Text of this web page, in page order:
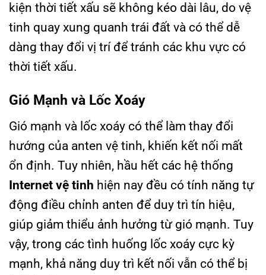
kiện thời tiết xấu sẽ không kéo dài lâu, do vệ
tinh quay xung quanh trái đất và có thể dễ
dàng thay đổi vị trí để tránh các khu vực có
thời tiết xấu.
Gió Mạnh và Lốc Xoáy
Gió mạnh và lốc xoáy có thể làm thay đổi
hướng của anten vệ tinh, khiến kết nối mất
ổn định. Tuy nhiên, hầu hết các hệ thống
Internet vệ tinh hiện nay đều có tính năng tự
động điều chỉnh anten để duy trì tín hiệu,
giúp giảm thiểu ảnh hưởng từ gió mạnh. Tuy
vậy, trong các tình huống lốc xoáy cực kỳ
mạnh, khả năng duy trì kết nối vẫn có thể bị